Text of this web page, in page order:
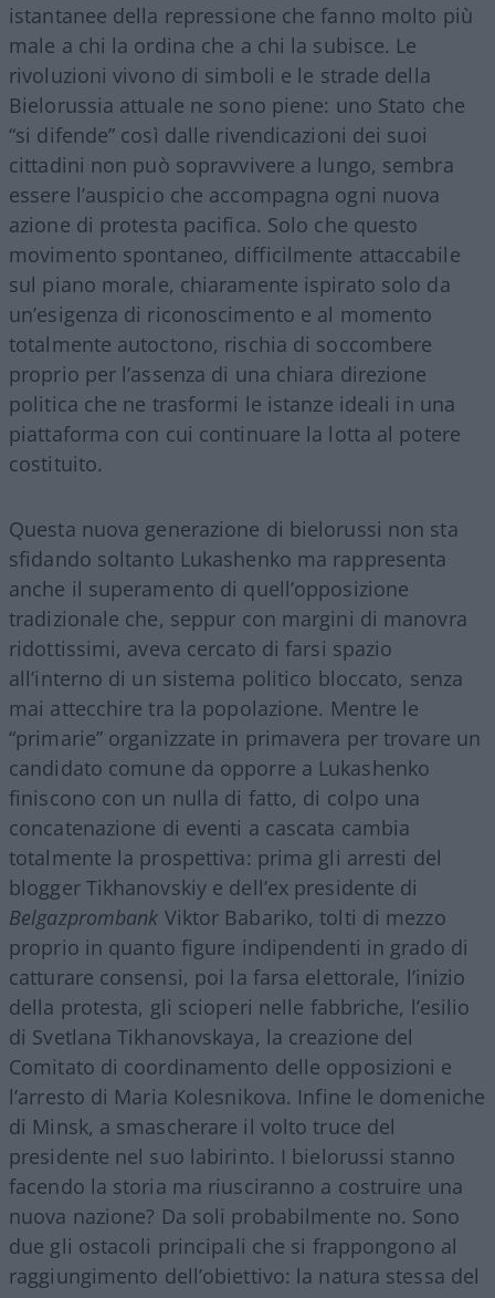
istantanee della repressione che fanno molto più
male a chi la ordina che a chi la subisce. Le
rivoluzioni vivono di simboli e le strade della
Bielorussia attuale ne sono piene: uno Stato che
“si difende” così dalle rivendicazioni dei suoi
cittadini non può sopravvivere a lungo, sembra
essere l’auspicio che accompagna ogni nuova
azione di protesta pacifica. Solo che questo
movimento spontaneo, difficilmente attaccabile
sul piano morale, chiaramente ispirato solo da
un’esigenza di riconoscimento e al momento
totalmente autoctono, rischia di soccombere
proprio per l’assenza di una chiara direzione
politica che ne trasformi le istanze ideali in una
piattaforma con cui continuare la lotta al potere
costituito.
Questa nuova generazione di bielorussi non sta
sfidando soltanto Lukashenko ma rappresenta
anche il superamento di quell’opposizione
tradizionale che, seppur con margini di manovra
ridottissimi, aveva cercato di farsi spazio
all’interno di un sistema politico bloccato, senza
mai attecchire tra la popolazione. Mentre le
“primarie” organizzate in primavera per trovare un
candidato comune da opporre a Lukashenko
finiscono con un nulla di fatto, di colpo una
concatenazione di eventi a cascata cambia
totalmente la prospettiva: prima gli arresti del
blogger Tikhanovskiy e dell’ex presidente di
Belgazprombank Viktor Babariko, tolti di mezzo
proprio in quanto figure indipendenti in grado di
catturare consensi, poi la farsa elettorale, l’inizio
della protesta, gli scioperi nelle fabbriche, l’esilio
di Svetlana Tikhanovskaya, la creazione del
Comitato di coordinamento delle opposizioni e
l’arresto di Maria Kolesnikova. Infine le domeniche
di Minsk, a smascherare il volto truce del
presidente nel suo labirinto. I bielorussi stanno
facendo la storia ma riusciranno a costruire una
nuova nazione? Da soli probabilmente no. Sono
due gli ostacoli principali che si frappongono al
raggiungimento dell’obiettivo: la natura stessa del